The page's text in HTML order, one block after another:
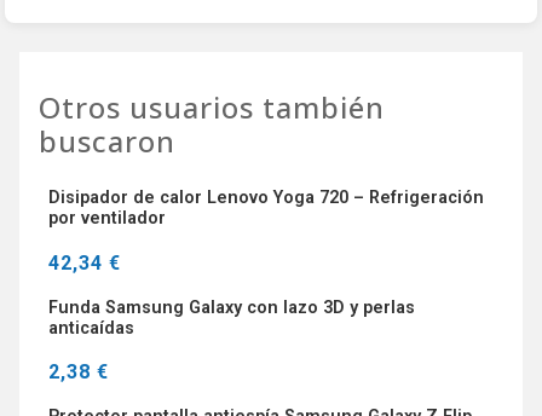
Otros usuarios también
buscaron
Disipador de calor Lenovo Yoga 720 – Refrigeración
por ventilador
42,34 €
Funda Samsung Galaxy con lazo 3D y perlas
anticaídas
2,38 €